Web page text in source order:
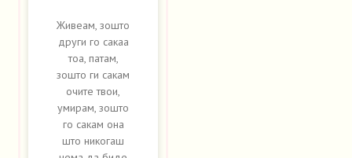
Живеам, зошто
други го сакаа
тоа, патам,
зошто ги сакам
очите твои,
умирам, зошто
го сакам она
што никогаш